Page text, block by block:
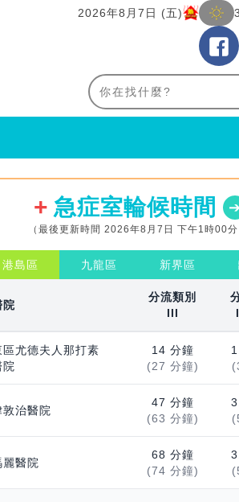
2026年8月7日 (五)
急症室輪候時間
（最後更新時間 2026年8月7日 下午1時00分
港島區 九龍區 新界區
院
分流類別
III
區尤德夫人那打素
院
14 分鐘
(27 分鐘)
敦治醫院
47 分鐘
(63 分鐘)
麗醫院
68 分鐘
(74 分鐘)